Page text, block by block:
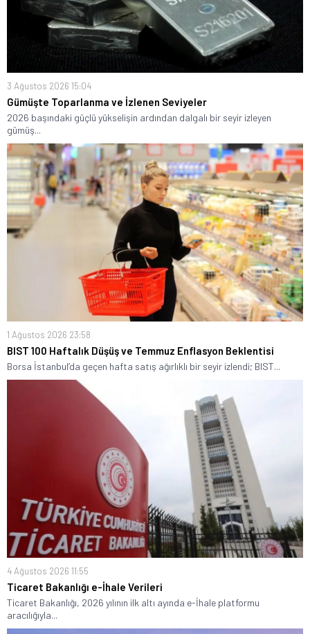
3 Ağustos 2026 15:04
Gümüşte Toparlanma ve İzlenen Seviyeler
2026 başındaki güçlü yükselişin ardından dalgalı bir seyir izleyen
gümüş...
1 Ağustos 2026 23:58
BIST 100 Haftalık Düşüş ve Temmuz Enflasyon Beklentisi
Borsa İstanbul’da geçen hafta satış ağırlıklı bir seyir izlendi; BIST...
4 Ağustos 2026 11:55
Ticaret Bakanlığı e-İhale Verileri
Ticaret Bakanlığı, 2026 yılının ilk altı ayında e-İhale platformu
aracılığıyla...